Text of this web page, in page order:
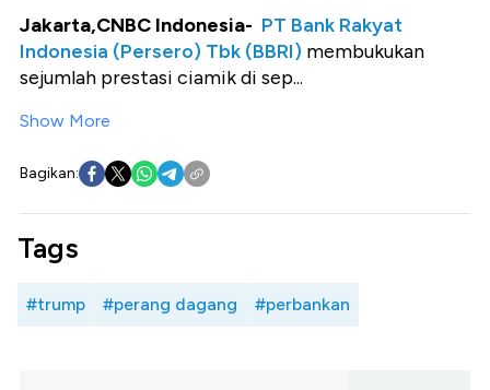
Jakarta,CNBC Indonesia- PT Bank Rakyat
Indonesia (Persero) Tbk (BBRI) membukukan
sejumlah prestasi ciamik di sep...
Show More
Bagikan:
Tags
#trump #perang dagang #perbankan